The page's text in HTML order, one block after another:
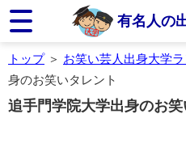
有名人の
トップ＞ お笑い芸人出身大学
身のお笑いタレント
追手門学院大学出身のお笑